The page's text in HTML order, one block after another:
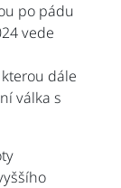
po pádu
vede
dále
válka s